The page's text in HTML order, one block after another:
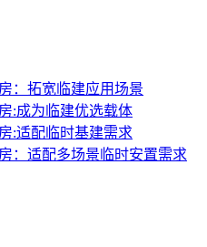
：拓宽临建应用场景
:成为临建优选载体
:适配临时基建需求
：适配多场景临时安置需求